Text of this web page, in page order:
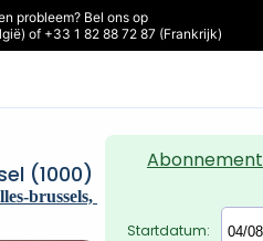
probleem? Bel ons op
of +33 1 82 88 72 87 (Frankrijk)
(1000)
brussels,
Abonnement
Startdatum: